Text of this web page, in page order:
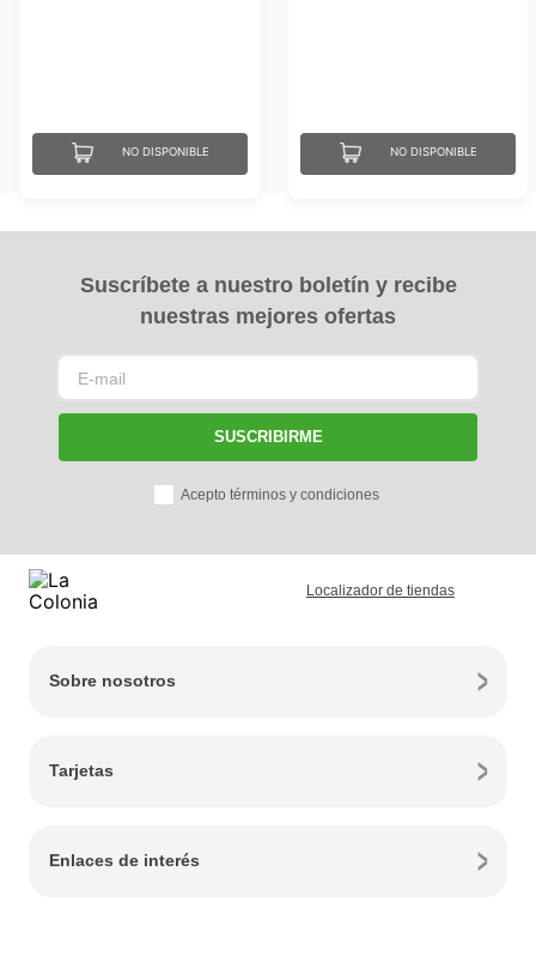
NO DISPONIBLE NO DISPONIBLE
Suscríbete a nuestro boletín y recibe
nuestras mejores ofertas
SUSCRIBIRME
Acepto términos y condiciones
Localizador de tiendas
Sobre nosotros
Tarjetas
Enlaces de interés